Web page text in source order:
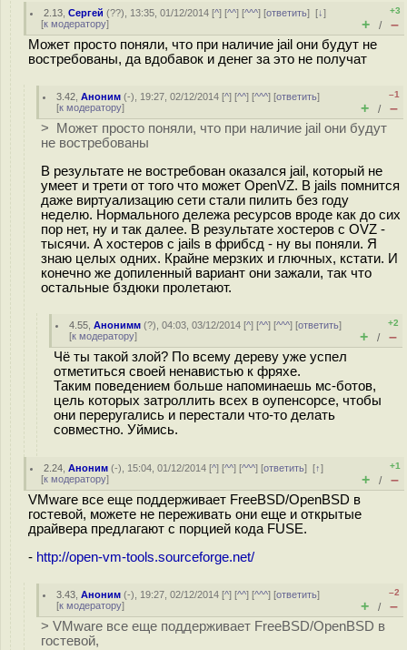
2.13 ,Сергей (??), 13:35, 01/12/2014 [^] [^^] [^^^] [ответить][↓]
[к модератору]
+3
+ / –
Может просто поняли, что при наличие jail они будут не
востребованы, да вдобавок и денег за это не получат
3.42 ,Аноним (-), 19:27, 02/12/2014 [^] [^^] [^^^] [ответить]
[к модератору]
–1
+ / –
> Может просто поняли, что при наличие jail они будут
не востребованы
В результате не востребован оказался jail, который не
умеет и трети от того что может OpenVZ. В jails помнится
даже виртуализацию сети стали пилить без году
неделю. Нормального дележа ресурсов вроде как до сих
пор нет, ну и так далее. В результате хостеров с OVZ -
тысячи. А хостеров с jails в фрибсд - ну вы поняли. Я
знаю целых одних. Крайне мерзких и глючных, кстати. И
конечно же допиленный вариант они зажали, так что
остальные бздюки пролетают.
4.55 ,Анонимм (?), 04:03, 03/12/2014 [^] [^^] [^^^] [ответить]
[к модератору]
+2
+ / –
Чё ты такой злой? По всему дереву уже успел
отметиться своей ненавистью к фряхе.
Таким поведением больше напоминаешь мс-ботов,
цель которых затроллить всех в оупенсорсе, чтобы
они переругались и перестали что-то делать
совместно. Уймись.
2.24 ,Аноним (-), 15:04, 01/12/2014 [^] [^^] [^^^] [ответить][↑]
[к модератору]
+1
+ / –
VMware все еще поддерживает FreeBSD/OpenBSD в
гостевой, можете не переживать они еще и открытые
драйвера предлагают с порцией кода FUSE.
- http://open-vm-tools.sourceforge.net/
3.43 ,Аноним (-), 19:27, 02/12/2014 [^] [^^] [^^^] [ответить]
[к модератору]
–2
+ / –
> VMware все еще поддерживает FreeBSD/OpenBSD в
гостевой,